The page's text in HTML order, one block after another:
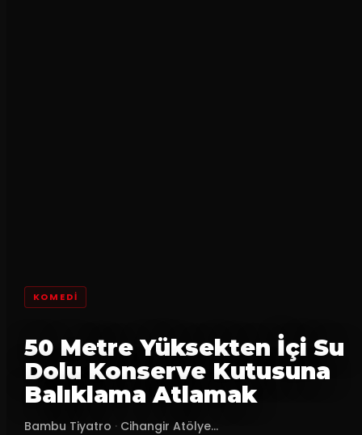
KOMEDI
50 Metre Yüksekten İçi Su
Dolu Konserve Kutusuna
Balıklama Atlamak
Bambu Tiyatro · Cihangir Atölye...